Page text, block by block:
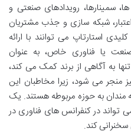
سمینارها، رویدادهای صنعتی و
شبکه سازی و جذب مشتریان
استارتاپ می توانند با ارائه
یا فناوری خاص، به عنوان
به آگاهی از برند کمک می کند،
منجر می شود، زیرا مخاطبان این
مندان به حوزه مربوطه هستند. یک
تواند در کنفرانس های فناوری در
کند.